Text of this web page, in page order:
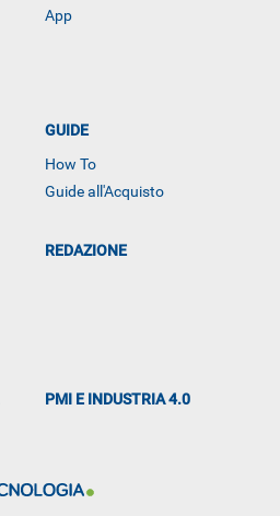
App
GUIDE
How To
Guide all'Acquisto
REDAZIONE
PMI E INDUSTRIA 4.0